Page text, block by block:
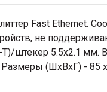
Fast Ethernet.
не
штекер 5.5x2.1 мм.
(ШхВхГ) - 85